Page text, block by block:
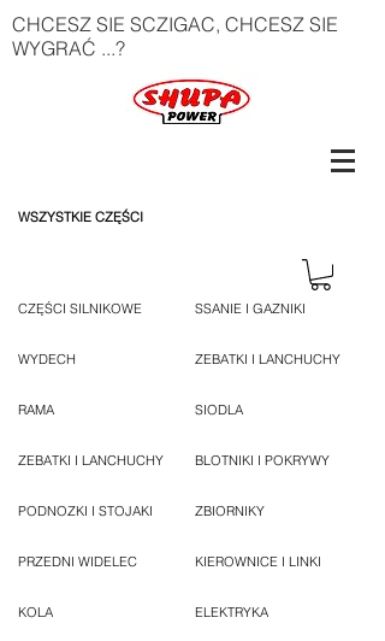
CHCESZ SIE SCZIGAC, CHCESZ SIE
WYGRAĆ ...?
WSZYSTKIE CZĘŚCI
CZĘŚCI SILNIKOWE
WYDECH
RAMA
ZEBATKI I LANCHUCHY
PODNOZKI I STOJAKI
PRZEDNI WIDELEC
KOLA
SSANIE I GAZNIKI
ZEBATKI I LANCHUCHY
SIODLA
BLOTNIKI I POKRYWY
ZBIORNIKY
KIEROWNICE I LINKI
ELEKTRYKA